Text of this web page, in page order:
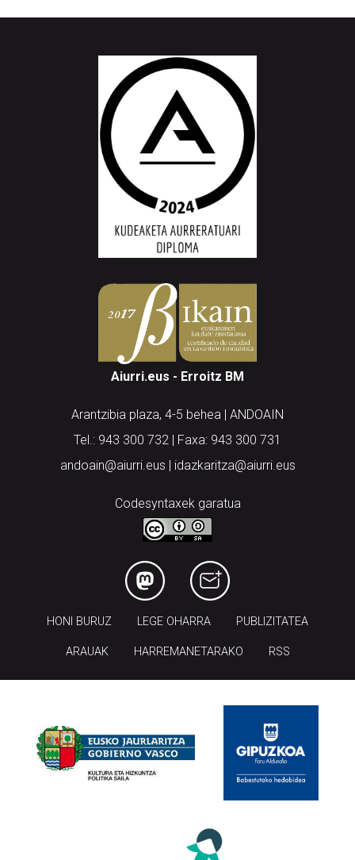
Aiurri.eus - Erroitz BM
Arantzibia plaza, 4-5 behea | ANDOAIN
Tel.: 943 300 732 | Faxa: 943 300 731
andoain@aiurri.eus | idazkaritza@aiurri.eus
Codesyntaxek garatua
HONI BURUZ LEGE OHARRA PUBLIZITATEA
ARAUAK HARREMANETARAKO RSS